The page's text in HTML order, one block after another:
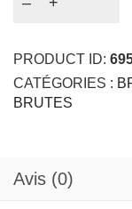
Indicolite
14.26ct
PRODUCT ID:
CATÉGORIES :
BRUTES
Avis (0)